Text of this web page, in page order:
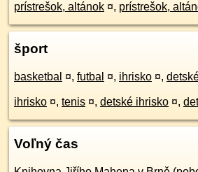
prístrešok, altánok ¤, prístrešok,
šport
basketbal ¤, futbal ¤, ihrisko ¤,
ihrisko ¤, tenis ¤, detské ihrisko ¤,
Voľný čas